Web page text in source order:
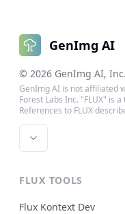
GenImg AI
© 2026 GenImg AI,
GenImg AI is not affiliated
Forest Labs Inc. "FLUX" is
References to FLUX
FLUX TOOLS
Flux Kontext Dev